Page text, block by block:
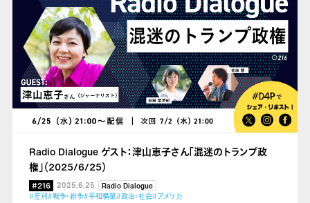
Radio Dialogue ゲスト：津山恵子さん「混迷のトランプ政
権」（2025/6/25）
#216 2025.6.25
Radio Dialogue
#差別#戦争・紛争#平和構築#政治・社会#アメリカ